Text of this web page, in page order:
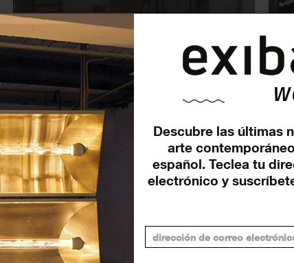
Descubre las últimas
arte
español. Teclea tu
electrónico y
Foto Colectania presenta ‘El
tiempo se detiene’, una
exposición monográfica de...
EXPOSICIONES 7 MAYO 2024